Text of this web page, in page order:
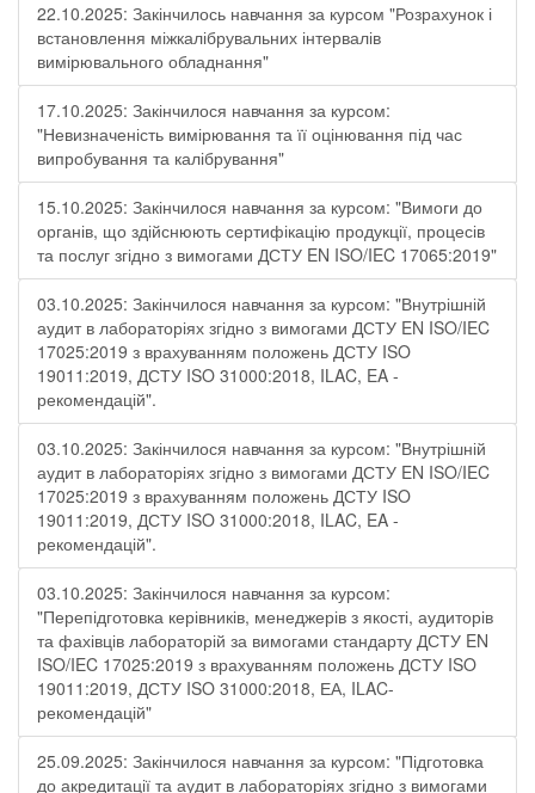
22.10.2025: Закінчилось навчання за курсом "Розрахунок і
встановлення міжкалібрувальних інтервалів
вимірювального обладнання"
17.10.2025: Закінчилося навчання за курсом:
"Невизначеність вимірювання та її оцінювання під час
випробування та калібрування"
15.10.2025: Закінчилося навчання за курсом: "Вимоги до
органів, що здійснюють сертифікацію продукції, процесів
та послуг згідно з вимогами ДСТУ EN ISO/IEC 17065:2019"
03.10.2025: Закінчилося навчання за курсом: "Внутрішній
аудит в лабораторіях згідно з вимогами ДСТУ EN ISO/IEC
17025:2019 з врахуванням положень ДСТУ ISO
19011:2019, ДСТУ ISO 31000:2018, ILAC, EA -
рекомендацій".
03.10.2025: Закінчилося навчання за курсом: "Внутрішній
аудит в лабораторіях згідно з вимогами ДСТУ EN ISO/IEC
17025:2019 з врахуванням положень ДСТУ ISO
19011:2019, ДСТУ ISO 31000:2018, ILAC, EA -
рекомендацій".
03.10.2025: Закінчилося навчання за курсом:
"Перепідготовка керівників, менеджерів з якості, аудиторів
та фахівців лабораторій за вимогами стандарту ДСТУ EN
ISO/IEC 17025:2019 з врахуванням положень ДСТУ ISO
19011:2019, ДСТУ ISO 31000:2018, ЕА, ILAC-
рекомендацій"
25.09.2025: Закінчилося навчання за курсом: "Підготовка
до акредитації та аудит в лабораторіях згідно з вимогами